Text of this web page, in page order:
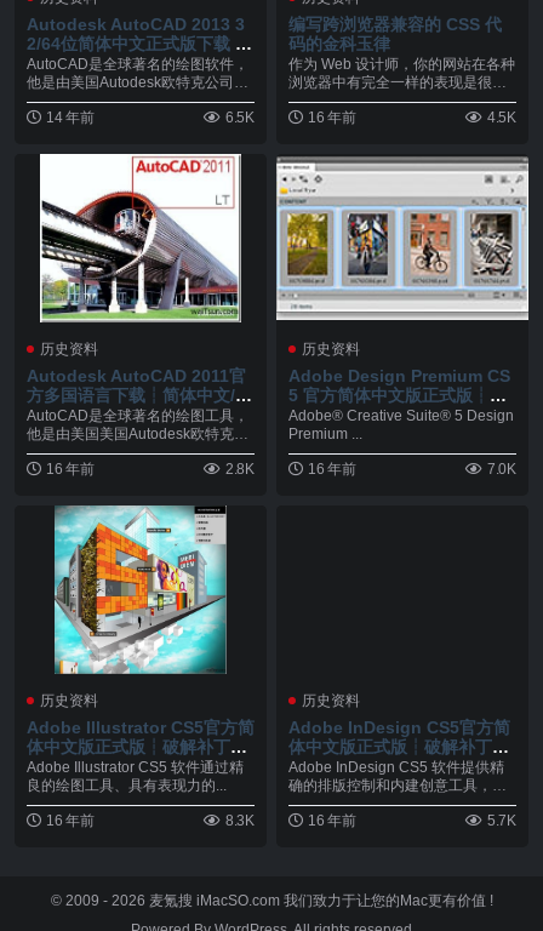
Autodesk AutoCAD 2013 3
2/64位简体中文正式版下载 +
注册机
AutoCAD是全球著名的绘图软件，
他是由美国Autodesk欧特克公司于
二十世...
14 年前
6.5K
编写跨浏览器兼容的 CSS 代
码的金科玉律
作为 Web 设计师，你的网站在各种
浏览器中有完全一样的表现是很多
人的目标，然而...
16 年前
4.5K
历史资料
Autodesk AutoCAD 2011官
方多国语言下载┆简体中文/繁
体中文/英文/韩语┆KeyGen┆
下载
AutoCAD是全球著名的绘图工具，
他是由美国美国Autodesk欧特克公
司于二...
16 年前
2.8K
历史资料
Adobe Design Premium CS
5 官方简体中文版正式版┆破
解补丁┆KeyGen┆下载
Adobe® Creative Suite® 5 Design
Premium ...
16 年前 7.0K
历史资料
Adobe Illustrator CS5官方简
体中文版正式版┆破解补丁┆
KeyGen┆下载
Adobe Illustrator CS5 软件通过精
良的绘图工具、具有表现力的...
16 年前 8.3K
历史资料
Adobe InDesign CS5官方简
体中文版正式版┆破解补丁┆
KeyGen┆下载
Adobe InDesign CS5 软件提供精
确的排版控制和内建创意工具，这
些...
16 年前
5.7K
© 2009 - 2026 麦氪搜 iMacSO.com 我们致力于让您的Mac更有价值 !